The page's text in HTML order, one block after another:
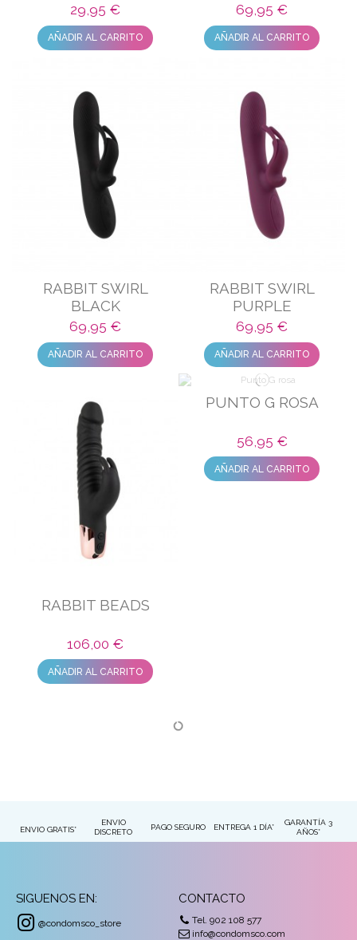
29,95 €
AÑADIR AL CARRITO
69,95 €
AÑADIR AL CARRITO
RABBIT SWIRL
BLACK
69,95 €
AÑADIR AL CARRITO
RABBIT SWIRL
PURPLE
69,95 €
AÑADIR AL CARRITO
RABBIT BEADS
106,00 €
AÑADIR AL CARRITO
PUNTO G ROSA
56,95 €
AÑADIR AL CARRITO
ENVIO GRATIS*
ENVIO
DISCRETO
PAGO SEGURO ENTREGA 1 DÍA*
GARANTÍA 3
AÑOS*
SIGUENOS EN:
@condomsco_store
CONTACTO
Tel. 902 108 577
info@condomsco.com